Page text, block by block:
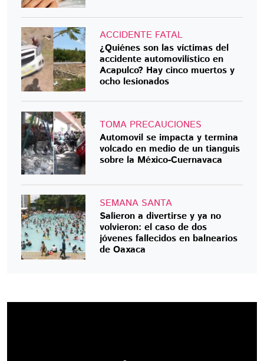
ACCIDENTE FATAL
¿Quiénes son las víctimas del
accidente automovilístico en
Acapulco? Hay cinco muertos y
ocho lesionados
TOMA PRECAUCIONES
Automovil se impacta y termina
volcado en medio de un tianguis
sobre la México-Cuernavaca
SEMANA SANTA
Salieron a divertirse y ya no
volvieron: el caso de dos
jóvenes fallecidos en balnearios
de Oaxaca